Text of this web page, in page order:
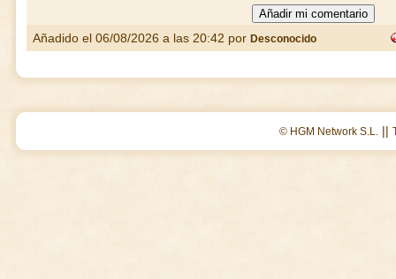
Añadido el 06/08/2026 a las 20:42 por Desconocido
© HGM Network S.L. ||